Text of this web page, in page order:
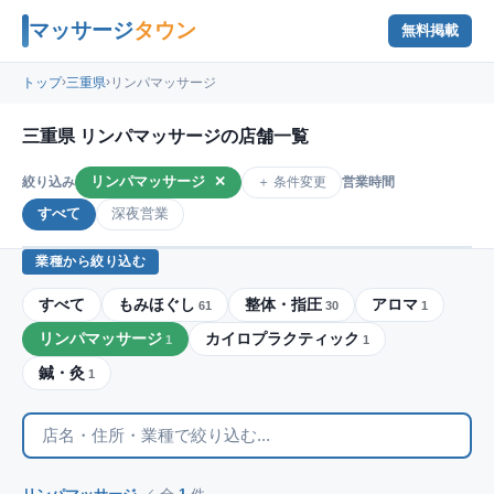
マッサージタウン 無料掲載
トップ›三重県› リンパマッサージ
三重県 リンパマッサージの店舗一覧
絞り込み リンパマッサージ ✕ ＋ 条件変更 営業時間
すべて 深夜営業
業種から絞り込む
すべて もみほぐし 61 整体・指圧 30 アロマ 1
リンパマッサージ 1 カイロプラクティック 1
鍼・灸 1